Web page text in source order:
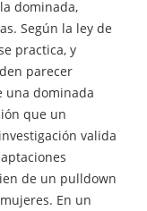
dominada,
Según la ley de
practica, y
parecer
una dominada
que un
valida
de un pulldown
En un